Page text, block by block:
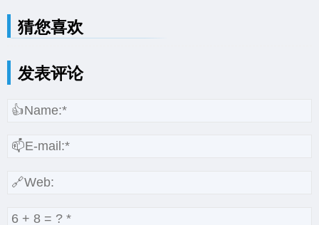
猜您喜欢
发表评论